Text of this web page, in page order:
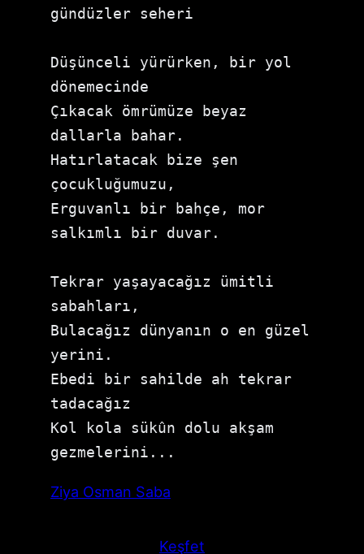
gündüzler seheri
Düşünceli yürürken, bir yol
dönemecinde
Çıkacak ömrümüze beyaz
dallarla bahar.
Hatırlatacak bize şen
çocukluğumuzu,
Erguvanlı bir bahçe, mor
salkımlı bir duvar.
Tekrar yaşayacağız ümitli
sabahları,
Bulacağız dünyanın o en güzel
yerini.
Ebedi bir sahilde ah tekrar
tadacağız
Kol kola sükûn dolu akşam
gezmelerini...
Ziya Osman Saba
Keşfet